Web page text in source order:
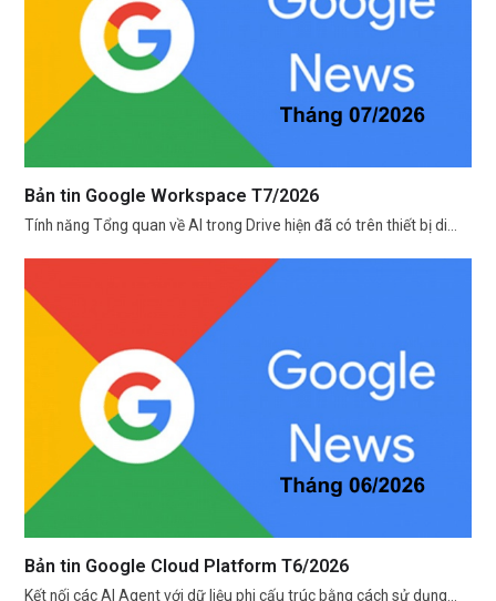
Bản tin Google Workspace T7/2026
Tính năng Tổng quan về AI trong Drive hiện đã có trên thiết bị di…
Bản tin Google Cloud Platform T6/2026
Kết nối các AI Agent với dữ liệu phi cấu trúc bằng cách sử dụng…